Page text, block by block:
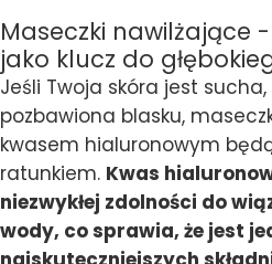
Maseczki nawilżające
jako klucz do
Jeśli Twoja skóra jest
pozbawiona blasku,
kwasem hialuronowym
ratunkiem. Kwas
niezwykłej zdolności do
wody, co sprawia, że jest